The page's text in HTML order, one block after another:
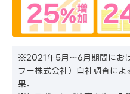
※2021年5月〜6月期間にお
フー株式会社）自社調査に
果。